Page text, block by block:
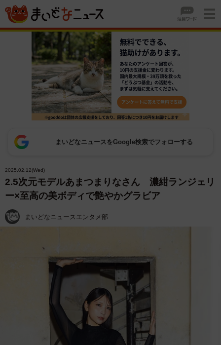
まいどなニュースをGoogle検索でフォローする
2025.02.12(Wed)
2.5次元モデルあまつまりなさん 濃紺ランジェリ
ー×至高の美ボディで艶やかグラビア
まいどなニュースエンタメ部